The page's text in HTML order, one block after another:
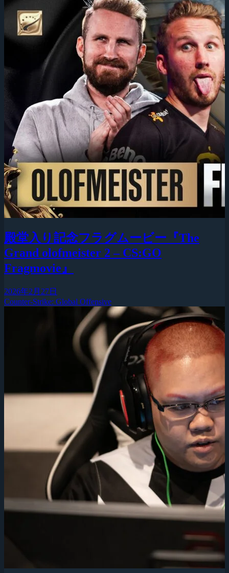
殿堂入り記念フラグムービー『The
Grand olofmeister 2 – CS:GO
Fragmovie』
2026年2月27日
Counter-Strike: Global Offensive